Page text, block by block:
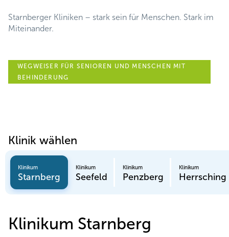
Starnberger Kliniken – stark sein für Menschen. Stark im
Miteinander.
WEGWEISER FÜR SENIOREN UND MENSCHEN MIT
BEHINDERUNG
Klinik wählen
Klinikum
Starnberg
Klinikum
Seefeld
Klinikum
Penzberg
Klinikum
Herrsching
Klinikum Starnberg